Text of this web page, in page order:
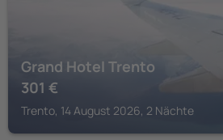
Grand Hotel Trento
301 €
Trento, 14 August 2026, 2 Nächte